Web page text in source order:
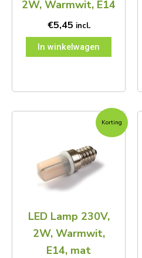
2W, Warmwit, E14
€5,45 incl.
In winkelwagen
Korting
LED Lamp 230V,
2W, Warmwit,
E14, mat
Oorspronkelijke
€7,95.
Huidige
prijs
€5,45.